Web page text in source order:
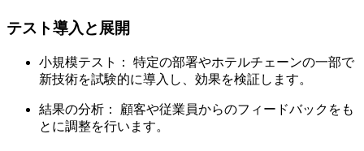
テスト導入と展開
小規模テスト： 特定の部署やホテルチェーンの一部で
新技術を試験的に導入し、効果を検証します。
結果の分析： 顧客や従業員からのフィードバックをも
とに調整を行います。